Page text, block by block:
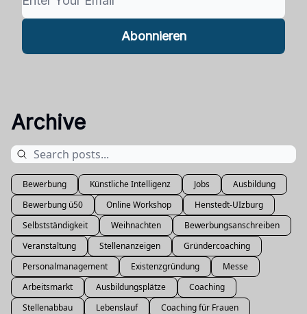
Archive
Bewerbung Künstliche Intelligenz Jobs
Ausbildung
Bewerbung ü50
Online Workshop
Henstedt-UIzburg
Selbstständigkeit
Weihnachten
Bewerbungsanschreiben
Veranstaltung
Stellenanzeigen
Gründercoaching
Personalmanagement
Existenzgründung
Messe
Arbeitsmarkt
Ausbildungsplätze
Coaching
Stellenabbau
Lebenslauf Coaching für Frauen